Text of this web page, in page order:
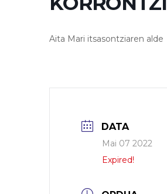
Aita Mari itsasontziaren alde
DATA
Mai 07 2022
Expired!